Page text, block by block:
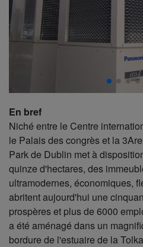
En bref
Niché entre le Centre
le Palais des congrès et la
Park de Dublin met à
quinze d'hectares, des
ultramodernes, économiques,
abritent aujourd'hui une
prospères et plus de 6000
a été aménagé dans un
bordure de l'estuaire de la